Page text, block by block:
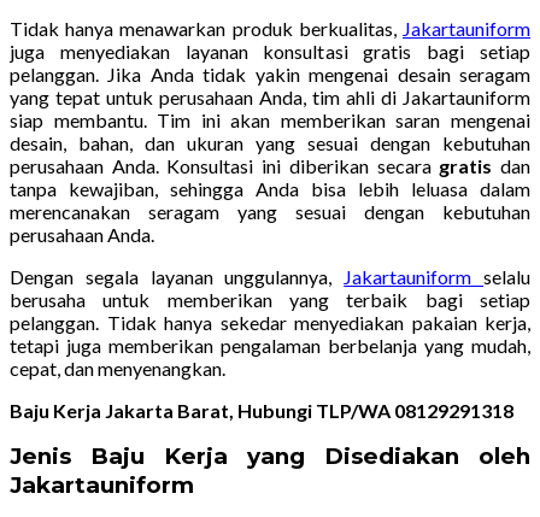
Tidak hanya menawarkan produk berkualitas, Jakartauniform
juga menyediakan layanan konsultasi gratis bagi setiap
pelanggan. Jika Anda tidak yakin mengenai desain seragam
yang tepat untuk perusahaan Anda, tim ahli di Jakartauniform
siap membantu. Tim ini akan memberikan saran mengenai
desain, bahan, dan ukuran yang sesuai dengan kebutuhan
perusahaan Anda. Konsultasi ini diberikan secara gratis dan
tanpa kewajiban, sehingga Anda bisa lebih leluasa dalam
merencanakan seragam yang sesuai dengan kebutuhan
perusahaan Anda.
Dengan segala layanan unggulannya, Jakartauniformselalu
berusaha untuk memberikan yang terbaik bagi setiap
pelanggan. Tidak hanya sekedar menyediakan pakaian kerja,
tetapi juga memberikan pengalaman berbelanja yang mudah,
cepat, dan menyenangkan.
Baju Kerja Jakarta Barat, Hubungi TLP/WA 08129291318
Jenis Baju Kerja yang Disediakan oleh
Jakartauniform